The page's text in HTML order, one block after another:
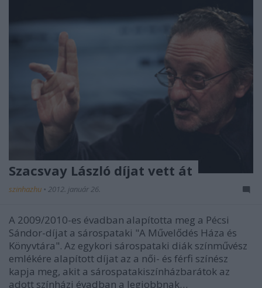
Szacsvay László díjat vett át
szinhazhu • 2012. január 26.
A 2009/2010-es évadban alapította meg a Pécsi
Sándor-díjat a sárospataki "A Művelődés Háza és
Könyvtára". Az egykori sárospataki diák színművész
emlékére alapított díjat az a női- és férfi színész
kapja meg, akit a sárospatakiszínházbarátok az
adott színházi évadban a legjobbnak…